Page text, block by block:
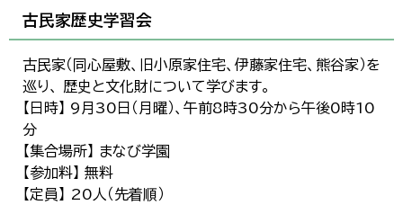
古民家歴史学習会
古民家（同心屋敷、旧小原家住宅、伊藤家住宅、熊谷家）を
巡り、 歴史と文化財について学びます。
【日時】 9月30日（月曜）、午前8時30分から午後0時10
分
【集合場所】 まなび学園
【参加料】 無料
【定員】 20人（先着順）